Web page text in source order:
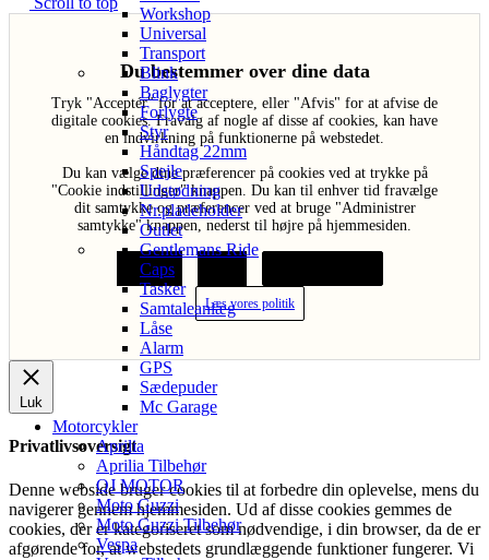
Workshop
Universal
Transport
Blink
Baglygter
Forlygte
Styr
Håndtag 22mm
Spejle
Udstødning
Nr.pladeholder
Outlet
Gentlemans Ride
Caps
Tasker
Samtaleanlæg
Låse
Alarm
GPS
Sædepuder
Mc Garage
Motorcykler
Aprilia
Aprilia Tilbehør
QJ MOTOR
Moto Guzzi
Moto Guzzi Tilbehør
Vespa
Du bestemmer over dine data
Tryk "Acceptér" for at acceptere, eller "Afvis" for at afvise de
digitale cookies. Fravalg af nogle af disse af cookies, kan have
en indvirkning på funktionerne på webstedet.
Du kan vælge dine præferencer på cookies ved at trykke på
"Cookie indstillinger" knappen. Du kan til enhver tid fravælge
dit samtykke og præferencer ved at bruge "Administrer
samtykke" knappen, nederst til højre på hjemmesiden.
Acceptér
Læs vores politik
Luk
Privatlivsoversigt
Denne webside bruger cookies til at forbedre din oplevelse, mens du
navigerer gennem hjemmesiden. Ud af disse cookies gemmes de
cookies, der er kategoriseret som nødvendige, i din browser, da de er
afgørende for, at webstedets grundlæggende funktioner fungerer. Vi